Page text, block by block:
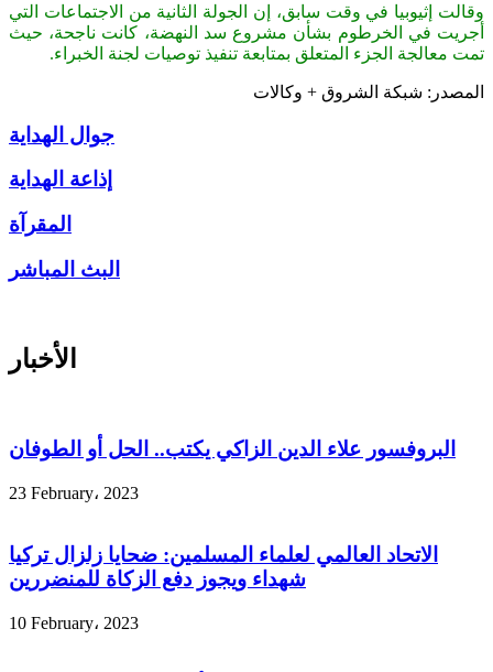
وقالت إثيوبيا في وقت سابق، إن الجولة الثانية من الاجتماعات التي
أجريت في الخرطوم بشأن مشروع سد النهضة، كانت ناجحة، حيث
تمت معالجة الجزء المتعلق بمتابعة تنفيذ توصيات لجنة الخبراء.
المصدر: شبكة الشروق + وكالات
جوال الهداية
إذاعة الهداية
المقرآة
البث المباشر
الأخبار
البروفسور علاء الدين الزاكي يكتب.. الحل أو الطوفان
23 February، 2023
الاتحاد العالمي لعلماء المسلمين: ضحايا زلزال تركيا
شهداء ويجوز دفع الزكاة للمنضررين
10 February، 2023